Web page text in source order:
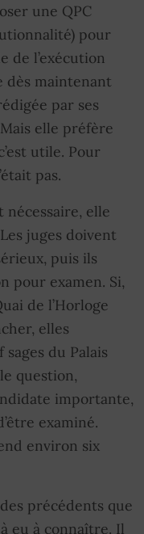
une QPC
pour
de l’exécution
dès maintenant
par ses
elle préfère
utile. Pour
pas.
nécessaire, elle
juges doivent
puis ils
pour examen. Si,
de l’Horloge
elles
du Palais
question,
importante,
examiné.
environ six
précédents que
eu à connaître. Il